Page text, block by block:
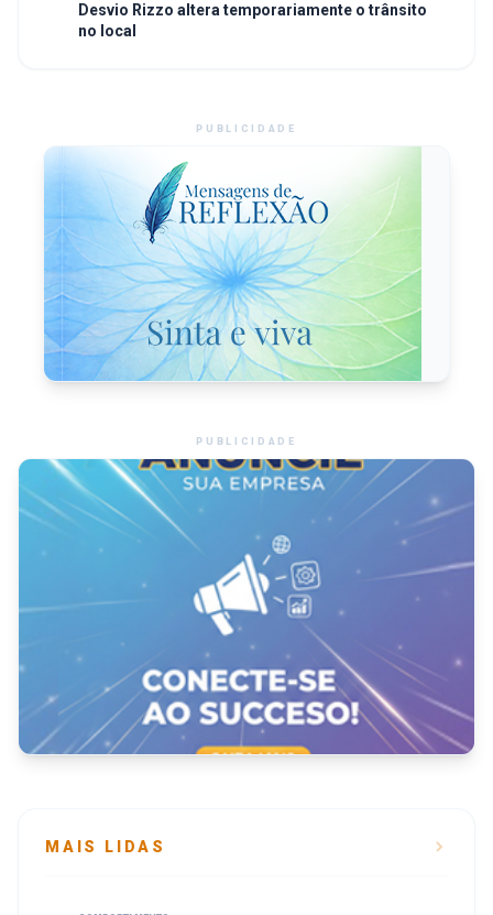
Desvio Rizzo altera temporariamente o trânsito
no local
PUBLICIDADE
PUBLICIDADE
MAIS LIDAS